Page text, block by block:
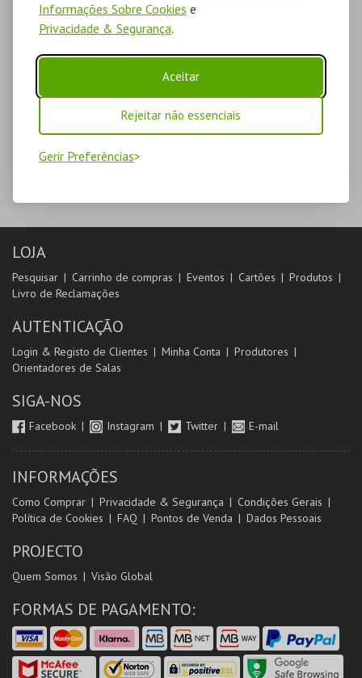
Informações Sobre Cookies e
Privacidade & Segurança.
Aceitar
Rejeitar não essenciais
Gerir Preferências
LOJA
Pesquisar Carrinho de compras Eventos Cartões
Produtos
Livro de Reclamações
AUTENTICAÇÃO
Login & Registo de Clientes Minha Conta
Produtores
Orientadores de Salas
SIGA-NOS
Facebook Instagram Twitter E-mail
INFORMAÇÕES
Como Comprar Privacidade & Segurança
Condições Gerais
Política de Cookies
FAQ Pontos de Venda Dados Pessoais
PROJECTO
Quem Somos Visão Global
FORMAS DE PAGAMENTO: